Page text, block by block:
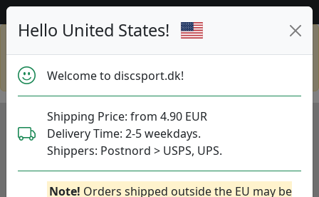
Hello United States!
Welcome to discsport.dk!
Shipping Price: from 4.90 EUR
Delivery Time: 2-5 weekdays.
Shippers: Postnord > USPS, UPS.
Note! Orders shipped outside the EU may be
go todiscsport.com